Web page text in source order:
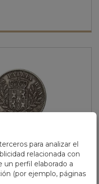
1876.BRUSELAS.
para analizar el
relacionada con
un perfil elaborado a
(por ejemplo, páginas